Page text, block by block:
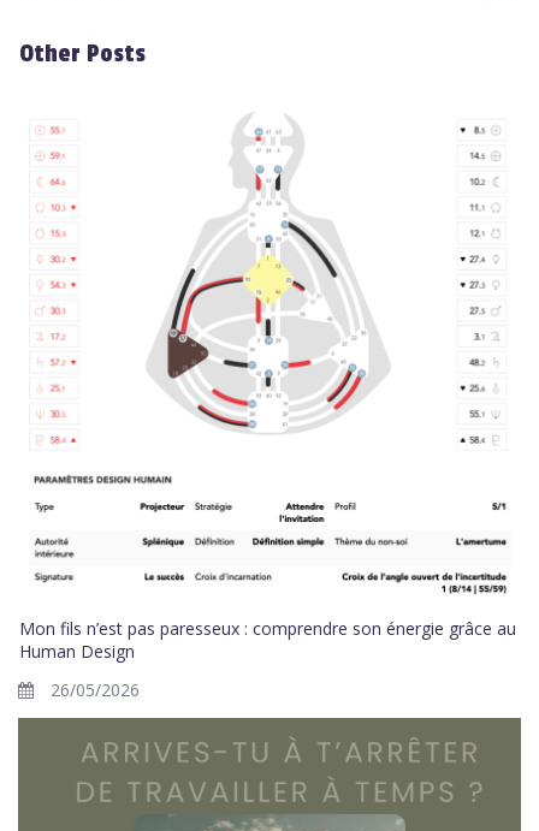
Other Posts
Mon fils n’est pas paresseux : comprendre son énergie grâce au
Human Design
26/05/2026